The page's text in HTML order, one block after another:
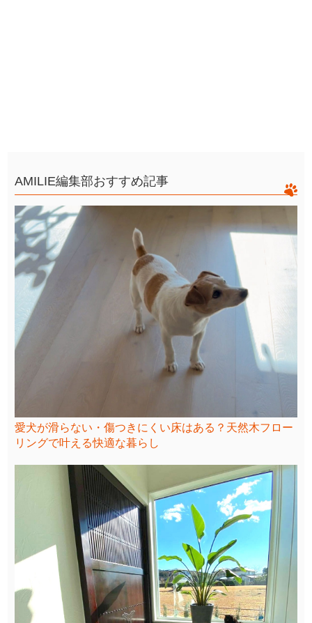
AMILIE編集部おすすめ記事
愛犬が滑らない・傷つきにくい床はある？天然木フロー
リングで叶える快適な暮らし